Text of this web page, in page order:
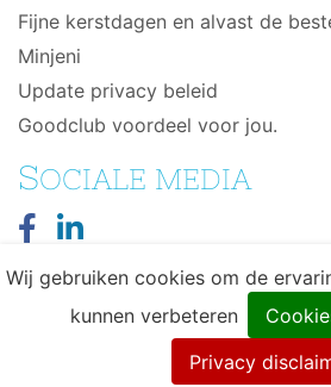
Wij gebruiken cookies om de
kunnen verbeteren
Privacy
Fijne kerstdagen en alvast de
Minjeni
Update privacy beleid
Goodclub voordeel voor jou.
SOCIALE MEDIA
© 2026 Mappa del Mondo -
producten - Design &